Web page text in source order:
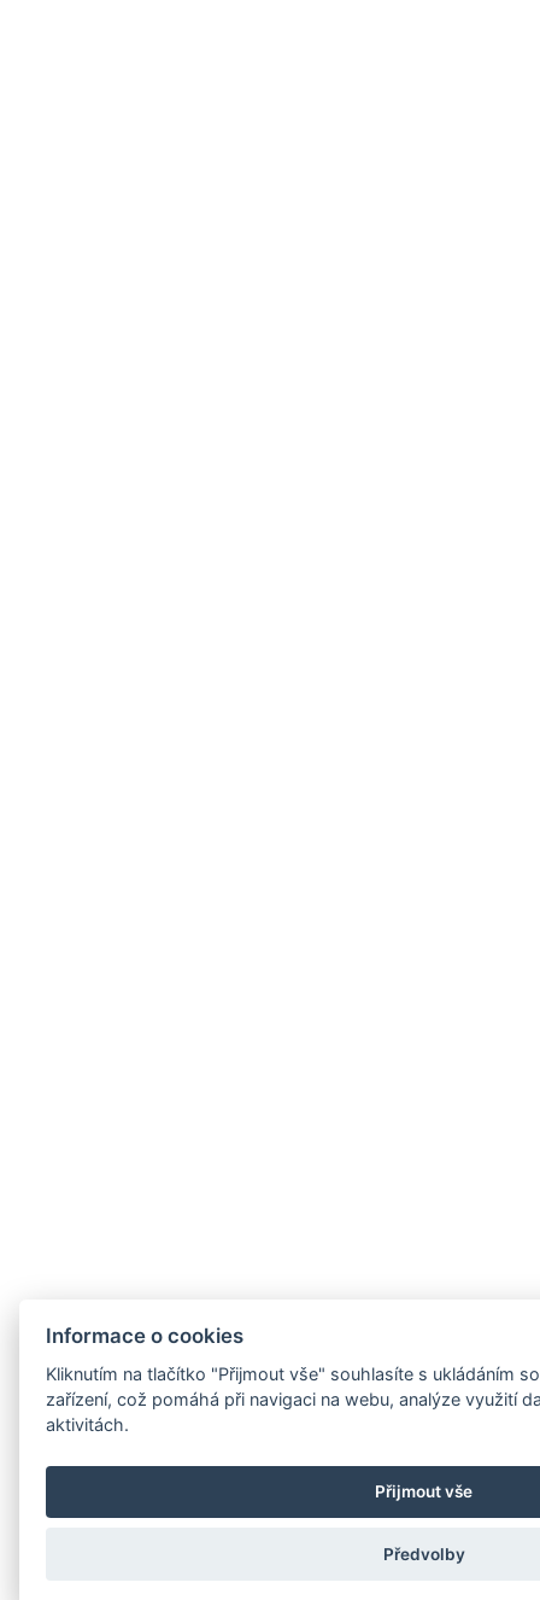
Informace o cookies
Kliknutím na tlačítko "Přijmout vše" souhlasíte s ukládáním
zařízení, což pomáhá při navigaci na webu, analýze využití
aktivitách.
Přijmout vše
Předvolby